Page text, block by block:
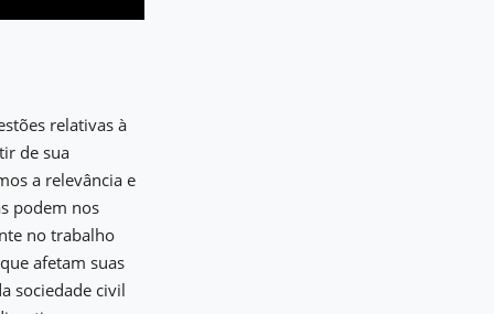
relativas à
de sua
a relevância e
podem nos
no trabalho
afetam suas
sociedade civil